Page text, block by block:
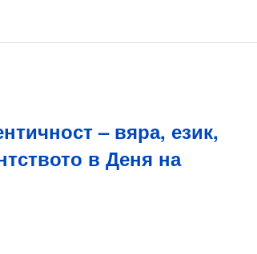
– вяра, език,
в Деня на